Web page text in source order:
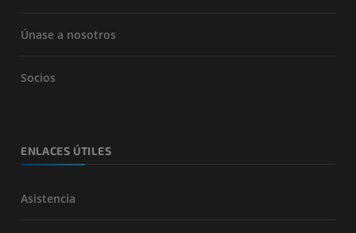
Únase a nosotros
Socios
ENLACES ÚTILES
Asistencia